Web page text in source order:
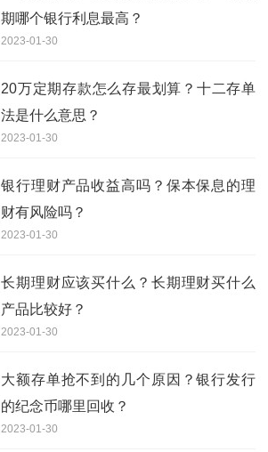
期哪个银行利息最高？
2023-01-30
20万定期存款怎么存最划算？十二存单
法是什么意思？
2023-01-30
银行理财产品收益高吗？保本保息的理
财有风险吗？
2023-01-30
长期理财应该买什么？长期理财买什么
产品比较好？
2023-01-30
大额存单抢不到的几个原因？银行发行
的纪念币哪里回收？
2023-01-30